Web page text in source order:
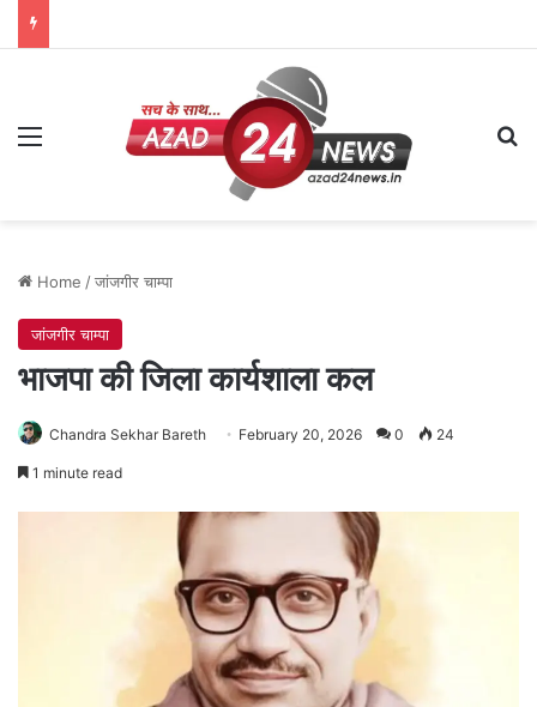
Menu
Home /जांजगीर चाम्पा
जांजगीर चाम्पा
भाजपा की जिला कार्यशाला कल
Chandra Sekhar Bareth February 20, 2026 0 24
1 minute read